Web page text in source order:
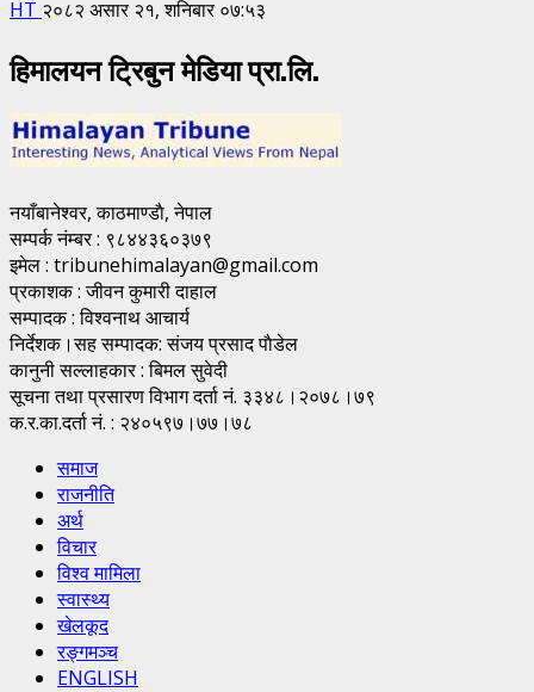
HT २०८२ असार २१, शनिबार ०७:५३
हिमालयन ट्रिबुन मेडिया प्रा.लि.
नयाँबानेश्वर, काठमाण्डाै, नेपाल
सम्पर्क नंम्बर : ९८४४३६०३७९
इमेल : tribunehimalayan@gmail.com
प्रकाशक : जीवन कुमारी दाहाल
सम्पादक : विश्वनाथ आचार्य
निर्देशक।सह सम्पादक: संजय प्रसाद पाैडेल
कानुनी सल्लाहकार : बिमल सुवेदी
सूचना तथा प्रसारण विभाग दर्ता नं. ३३४८।२०७८।७९
क.र.का.दर्ता नं. : २४०५९७।७७।७८
समाज
राजनीति
अर्थ
विचार
विश्व मामिला
स्वास्थ्य
खेलकूद
रङ्गमञ्च
ENGLISH